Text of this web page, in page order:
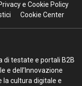
e Cookie Policy
Cookie Center
di testate e portali B2B
e dell’Innovazione
la cultura digitale e